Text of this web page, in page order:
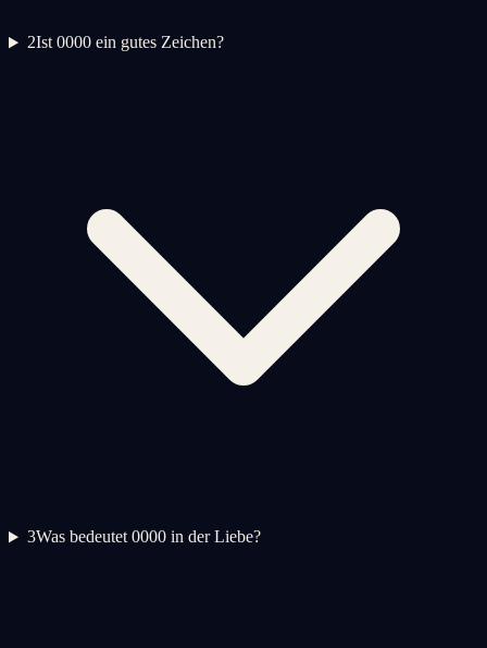
2Ist 0000 ein gutes Zeichen?
3Was bedeutet 0000 in der Liebe?